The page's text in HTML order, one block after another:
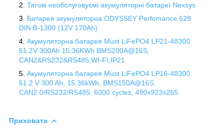
Тягові необслуговуємі акумуляторні батареї Nexsys
Батарея акумуляторна ODYSSEY Perfomance 629
DIN B-1300 (12V 170Ah)
Акумуляторна батарея Must LiFePO4 LP21-48300
51.2V 300Ah 15,36KWh BMS200A@16S,
CAN2&RS232&RS485,WI-FI,IP21
Акумуляторна батарея Must LiFePO4 LP16-48300
51.2 V 300 Ah, 15.36kWh, BMS150A@16S,
CAN2.0/RS232/RS485, 6000 cycles, 490x923x265
Приховати